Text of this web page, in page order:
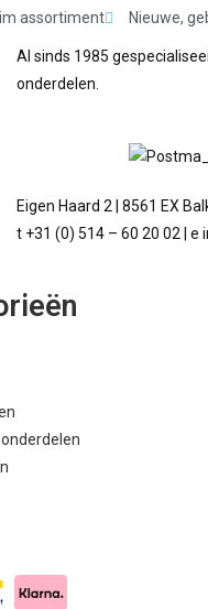
assortiment Nieuwe,
Al sinds 1985
onderdelen.
Eigen Haard 2 | 8561 EX
t +31 (0) 514 – 60 20 02 |